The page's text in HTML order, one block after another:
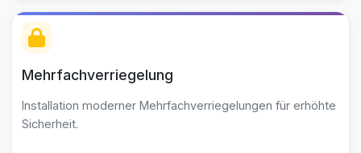
Mehrfachverriegelung
Installation moderner Mehrfachverriegelungen für erhöhte
Sicherheit.